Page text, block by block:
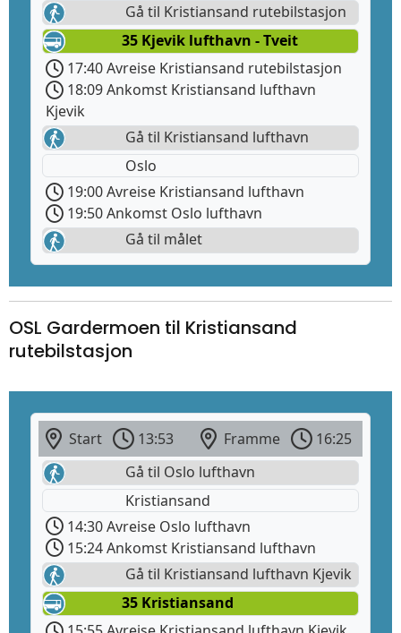
Gå til Kristiansand rutebilstasjon
35 Kjevik lufthavn - Tveit
17:40 Avreise Kristiansand rutebilstasjon
18:09 Ankomst Kristiansand lufthavn
Kjevik
Gå til Kristiansand lufthavn
Oslo
19:00 Avreise Kristiansand lufthavn
19:50 Ankomst Oslo lufthavn
Gå til målet
OSL Gardermoen til Kristiansand
rutebilstasjon
Start 13:53 Framme
16:25
Gå til Oslo lufthavn
Kristiansand
14:30 Avreise Oslo lufthavn
15:24 Ankomst Kristiansand lufthavn
Gå til Kristiansand lufthavn Kjevik
35 Kristiansand